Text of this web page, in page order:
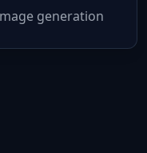
generation